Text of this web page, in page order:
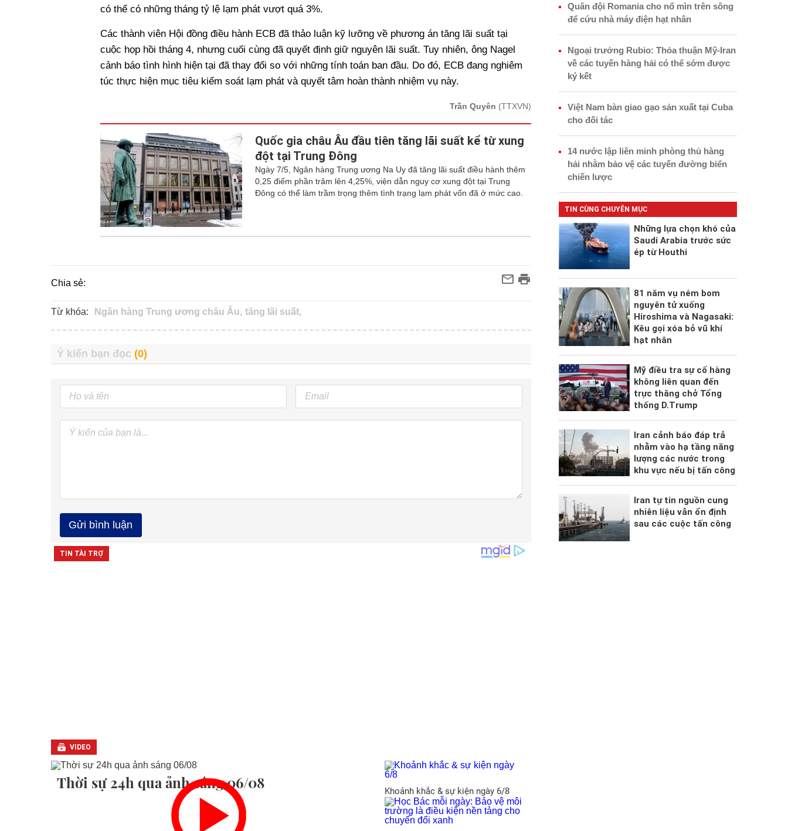
có thể có những tháng tỷ lệ lạm phát vượt quá 3%.
Các thành viên Hội đồng điều hành ECB đã thảo luận kỹ lưỡng về phương án tăng lãi suất tại
cuộc họp hồi tháng 4, nhưng cuối cùng đã quyết định giữ nguyên lãi suất. Tuy nhiên, ông Nagel
cảnh báo tình hình hiện tại đã thay đổi so với những tính toán ban đầu. Do đó, ECB đang nghiêm
túc thực hiện mục tiêu kiểm soát lạm phát và quyết tâm hoàn thành nhiệm vụ này.
Trần Quyên (TTXVN)
Quốc gia châu Âu đầu tiên tăng lãi suất kể từ xung
đột tại Trung Đông
Ngày 7/5, Ngân hàng Trung ương Na Uy đã tăng lãi suất điều hành thêm
0,25 điểm phần trăm lên 4,25%, viện dẫn nguy cơ xung đột tại Trung
Đông có thể làm trầm trọng thêm tình trạng lạm phát vốn đã ở mức cao.
Chia sẻ:
Từ khóa: Ngân hàng Trung ương châu Âu, tăng lãi suất,
VIDEO
Thời sự 24h qua ảnh sáng 06/08 Khoảnh khắc & sự kiện ngày 6/8
Quân đội Romania cho nổ mìn trên sông
để cứu nhà máy điện hạt nhân
Ngoại trưởng Rubio: Thỏa thuận Mỹ-Iran
về các tuyến hàng hải có thể sớm được
ký kết
Việt Nam bàn giao gạo sản xuất tại Cuba
cho đối tác
14 nước lập liên minh phòng thủ hàng
hải nhằm bảo vệ các tuyến đường biển
chiến lược
TIN CÙNG CHUYÊN MỤC
Những lựa chọn khó của
Saudi Arabia trước sức
ép từ Houthi
81 năm vụ ném bom
nguyên tử xuống
Hiroshima và Nagasaki:
Kêu gọi xóa bỏ vũ khí
hạt nhân
Mỹ điều tra sự cố hàng
không liên quan đến
trực thăng chở Tổng
thống D.Trump
Iran cảnh báo đáp trả
nhằm vào hạ tầng năng
lượng các nước trong
khu vực nếu bị tấn công
Iran tự tin nguồn cung
nhiên liệu vẫn ổn định
sau các cuộc tấn công